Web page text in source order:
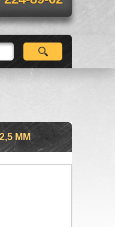
ММ